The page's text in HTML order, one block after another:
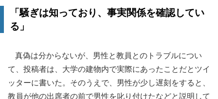
「騒ぎは知っており、事実関係を確認してい
る」
真偽は分からないが、男性と教員とのトラブルについ
て、投稿者は、大学の建物内で実際にあったことだとツイ
ッターに書いた。そのうえで、男性が少し遅刻をすると、
教員が他の出席者の前で男性を叱り付けたなどと説明して